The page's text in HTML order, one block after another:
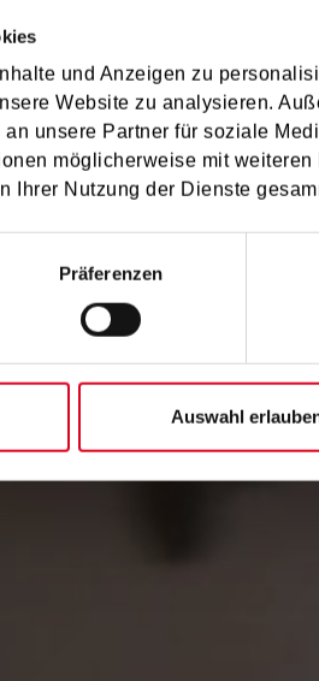
und Anzeigen zu
Website zu analysieren.
unsere Partner für soziale
möglicherweise mit
Ihrer Nutzung der Dienste
Präferenzen
Auswahl